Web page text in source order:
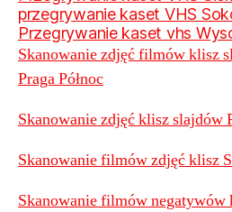
przegrywanie kaset VHS
Przegrywanie kaset vhs
Skanowanie zdjęć filmów klisz
Praga Północ
Skanowanie zdjęć klisz slajdów
Skanowanie filmów zdjęć klisz
Skanowanie filmów negatywów